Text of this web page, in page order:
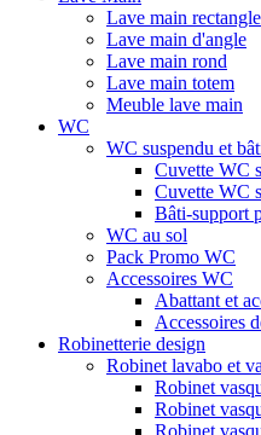
Lave main rectangle
Lave main d'angle
Lave main rond
Lave main totem
Meuble lave main
WC
WC suspendu et
Cuvette WC
Cuvette WC
Bâti-support
WC au sol
Pack Promo WC
Accessoires WC
Abattant et
Accessoires
Robinetterie design
Robinet lavabo et
Robinet
Robinet
Robinet